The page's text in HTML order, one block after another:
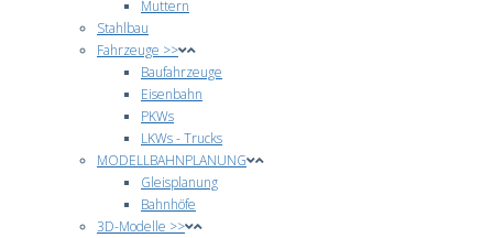
Muttern
Stahlbau
Fahrzeuge >>
Baufahrzeuge
Eisenbahn
PKWs
LKWs - Trucks
MODELLBAHNPLANUNG
Gleisplanung
Bahnhöfe
3D-Modelle >>